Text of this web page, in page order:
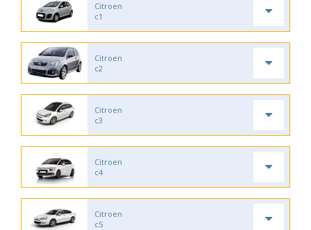
Citroen
c1
Citroen
c2
Citroen
c3
Citroen
c4
Citroen
c5